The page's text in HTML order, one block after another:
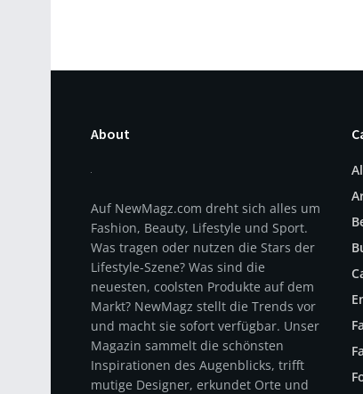
About
Auf NewMagz.com dreht sich alles um
Fashion, Beauty, Lifestyle und Sport.
Was tragen oder nutzen die Stars der
Lifestyle-Szene? Was sind die
neuesten, coolsten Produkte auf dem
Markt? NewMagz stellt die Trends vor
und macht sie sofort verfügbar. Unser
Magazin sammelt die schönsten
Inspirationen des Augenblicks, trifft
mutige Designer, erkundet Orte und